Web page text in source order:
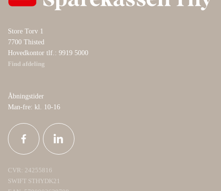
Store Torv 1
7700 Thisted
Hovedkontor tlf.: 9919 5000
Find afdeling
Åbningstider
Man-fre: kl. 10-16
CVR: 24255816
SWIFT STHYDK21